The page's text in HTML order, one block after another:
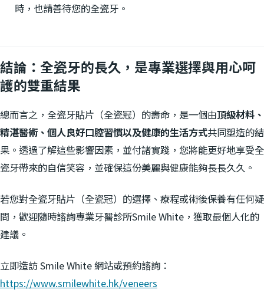
時，也請善待您的全瓷牙。
結論：全瓷牙的長久，是專業選擇與用心呵
護的雙重結果
總而言之，全瓷牙貼片（全瓷冠）的壽命，是一個由頂級材料、
精湛醫術、個人良好口腔習慣以及健康的生活方式共同塑造的結
果。透過了解這些影響因素，並付諸實踐，您將能更好地享受全
瓷牙帶來的自信笑容，並確保這份美麗與健康能夠長長久久。
若您對全瓷牙貼片（全瓷冠）的選擇、療程或術後保養有任何疑
問，歡迎隨時諮詢專業牙醫診所Smile White，獲取最個人化的
建議。
立即造訪 Smile White 網站或預約諮詢：
https://www.smilewhite.hk/veneers